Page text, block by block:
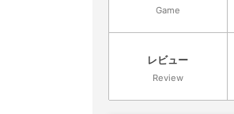
Game
レビュー
Review